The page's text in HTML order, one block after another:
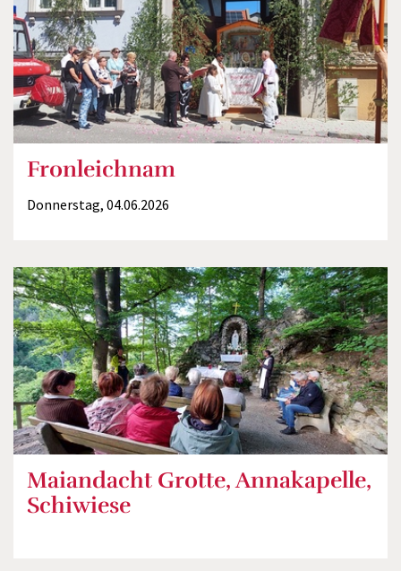
Fronleichnam
Donnerstag, 04.06.2026
Maiandacht Grotte, Annakapelle,
Schiwiese